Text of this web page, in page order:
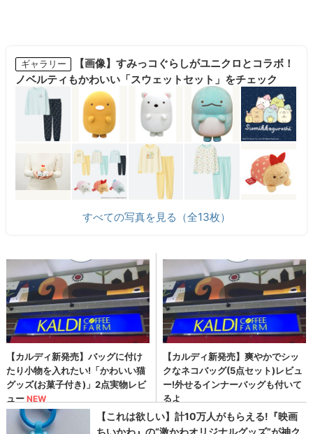
ギャラリー
【画像】すみっコぐらしがユニクロとコラボ！
ノベルティもかわいい「スウェットセット」をチェック
すべての写真を見る（全13枚）